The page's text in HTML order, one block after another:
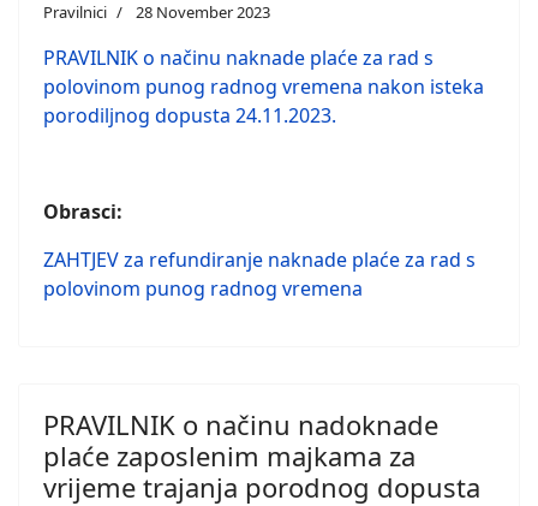
Pravilnici 28 November 2023
PRAVILNIK o načinu naknade plaće za rad s
polovinom punog radnog vremena nakon isteka
porodiljnog dopusta 24.11.2023.
Obrasci:
ZAHTJEV za refundiranje naknade plaće za rad s
polovinom punog radnog vremena
PRAVILNIK o načinu nadoknade
plaće zaposlenim majkama za
vrijeme trajanja porodnog dopusta